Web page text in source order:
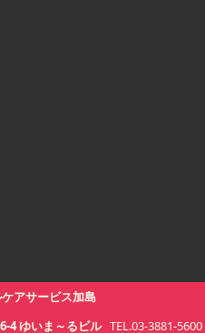
アサービス加島
4ゆいま～るビル TEL.03-3881-5600